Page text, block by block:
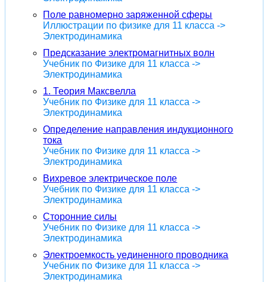
Поле равномерно заряженной сферы
Иллюстрации по физике для 11 класса ->
Электродинамика
Предсказание электромагнитных волн
Учебник по Физике для 11 класса ->
Электродинамика
1. Теория Максвелла
Учебник по Физике для 11 класса ->
Электродинамика
Определение направления индукционного
тока
Учебник по Физике для 11 класса ->
Электродинамика
Вихревое электрическое поле
Учебник по Физике для 11 класса ->
Электродинамика
Сторонние силы
Учебник по Физике для 11 класса ->
Электродинамика
Электроемкость уединенного проводника
Учебник по Физике для 11 класса ->
Электродинамика